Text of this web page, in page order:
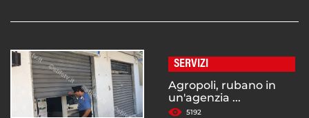
SERVIZI
Agropoli, rubano in
un'agenzia ...
5192